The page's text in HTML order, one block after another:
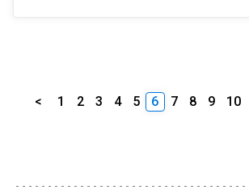
< 1 2 3 4 5 6 7 8 9 10